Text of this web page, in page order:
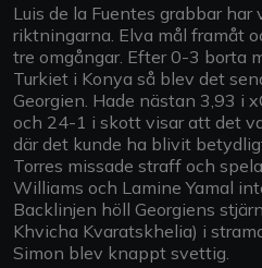
Luis de la Fuentes grabbar har
riktningarna. Elva mål framåt
tre omgångar. Efter 0-3 borta
Turkiet i Konya så blev det
Georgien. Hade nästan 3,93 i
och 24-1 i skott visar att det
där det kunde ha blivit
Torres missade straff och
Williams och Lamine Yamal
Backlinjen höll Georgiens
Khvicha Kvaratskhelia) i
Simon blev knappt svettig.